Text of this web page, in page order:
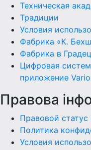
Техническая
Традиции
Условия
Фабрика «К.
Фабрика в
Цифровая
приложение Vario
Правова
Правовой
Политика
Условия